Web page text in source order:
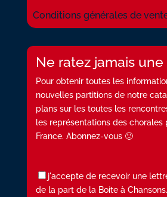
Conditions générales de
Ne ratez jamais
Pour obtenir toutes les
nouvelles partitions de notre
plans sur les toutes les
les représentations des chorales
France. Abonnez-vous 🙂
j'accepte de recevoir une
de la part de la Boite à